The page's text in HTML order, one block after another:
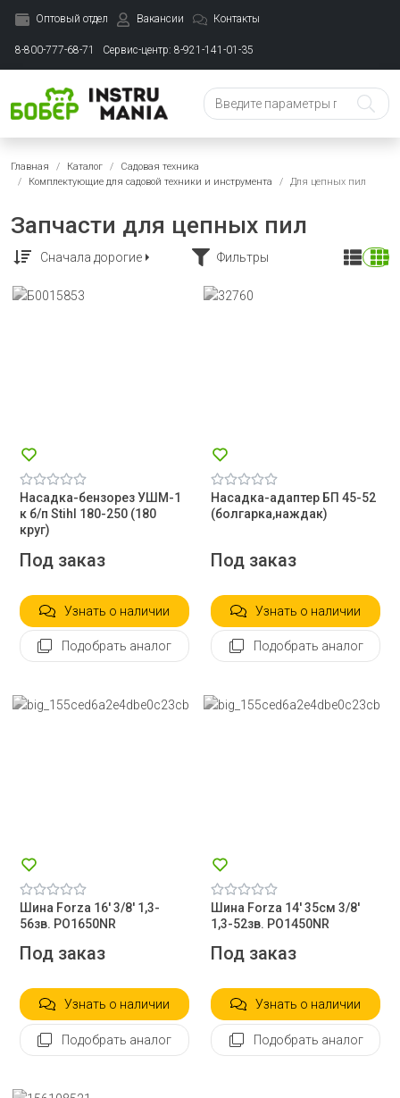
Оптовый отдел Вакансии Контакты
8-800-777-68-71 Сервис-центр: 8-921-141-01-35
Главная Каталог
Садовая техника
Комплектующие для садовой техники и инструмента
Для цепных пил
Запчасти для цепных пил
Сначала дорогие Фильтры
Насадка-бензорез УШМ-1
к б/п Stihl 180-250 (180
круг)
Под заказ
Узнать о наличии
Подобрать аналог
Насадка-адаптер БП 45-52
(болгарка,наждак)
Под заказ
Узнать о наличии
Подобрать аналог
Шина Forza 16' 3/8' 1,3-
56зв. PO1650NR
Под заказ
Узнать о наличии
Подобрать аналог
Шина Forza 14' 35см 3/8'
1,3-52зв. PO1450NR
Под заказ
Узнать о наличии
Подобрать аналог